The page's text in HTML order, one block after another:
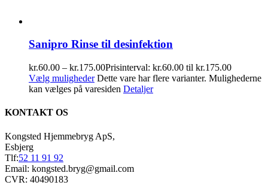
Sanipro Rinse til desinfektion
kr.60.00 – kr.175.00Prisinterval: kr.60.00 til kr.175.00
Vælg muligheder Dette vare har flere varianter. Mulighederne
kan vælges på varesiden Detaljer
KONTAKT OS
Kongsted Hjemmebryg ApS,
Esbjerg
Tlf:52 11 91 92
Email: kongsted.bryg@gmail.com
CVR: 40490183